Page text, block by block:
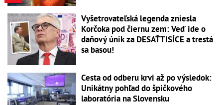
Vyšetrovateľská legenda zniesla
Korčoka pod čiernu zem: Veď ide o
daňový únik za DESAŤTISÍCE a trestá
sa basou!
Cesta od odberu krvi až po výsledok:
Unikátny pohľad do špičkového
laboratória na Slovensku